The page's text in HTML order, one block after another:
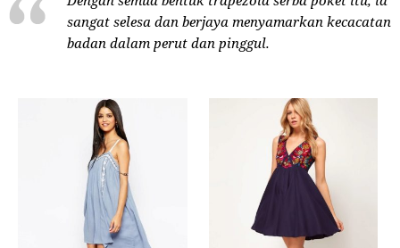
sangat selesa dan berjaya menyamarkan kecacatan
badan dalam perut dan pinggul.